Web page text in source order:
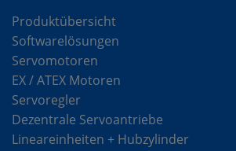
Produktübersicht
Softwarelösungen
Servomotoren
EX / ATEX Motoren
Servoregler
Dezentrale Servoantriebe
Lineareinheiten + Hubzylinder